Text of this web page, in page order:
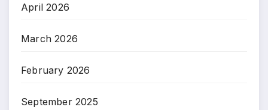
April 2026
March 2026
February 2026
September 2025